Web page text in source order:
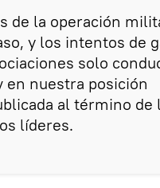
de la operación
y los intentos de
solo
en nuestra posición
al término de
líderes.